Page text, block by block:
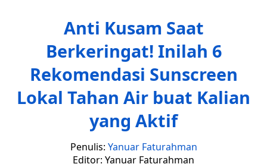
Anti Kusam Saat
Berkeringat! Inilah 6
Rekomendasi Sunscreen
Lokal Tahan Air buat Kalian
yang Aktif
Penulis: Yanuar Faturahman
Editor: Yanuar Faturahman